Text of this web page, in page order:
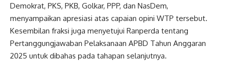
Demokrat, PKS, PKB, Golkar, PPP, dan NasDem,
menyampaikan apresiasi atas capaian opini WTP tersebut.
Kesembilan fraksi juga menyetujui Ranperda tentang
Pertanggungjawaban Pelaksanaan APBD Tahun Anggaran
2025 untuk dibahas pada tahapan selanjutnya.